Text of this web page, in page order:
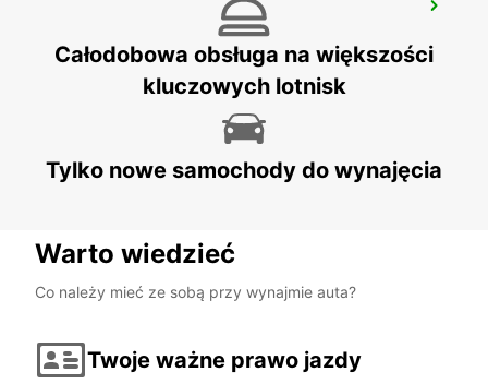
SALLANCHES - FRANCE
Całodobowa obsługa na większości
kluczowych lotnisk
Tylko nowe samochody do wynajęcia
Warto wiedzieć
Co należy mieć ze sobą przy wynajmie auta?
Twoje ważne prawo jazdy